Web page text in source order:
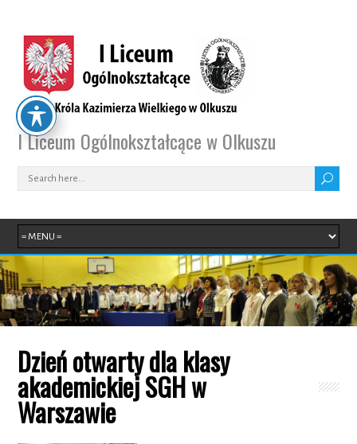
I Liceum Ogólnokształcące w Olkuszu
Dzień otwarty dla klasy
akademickiej SGH w
Warszawie